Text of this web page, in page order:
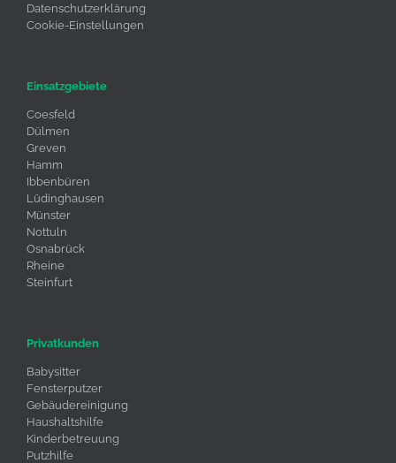
Datenschutzerklärung
Cookie-Einstellungen
Einsatzgebiete
Coesfeld
Dülmen
Greven
Hamm
Ibbenbüren
Lüdinghausen
Münster
Nottuln
Osnabrück
Rheine
Steinfurt
Privatkunden
Babysitter
Fensterputzer
Gebäudereinigung
Haushaltshilfe
Kinderbetreuung
Putzhilfe